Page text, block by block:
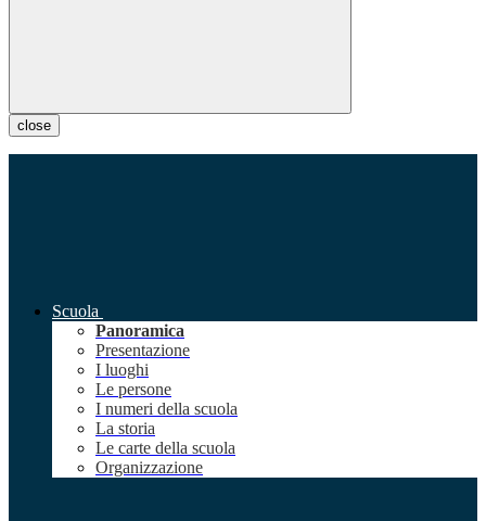
close
Scuola
Panoramica
Presentazione
I luoghi
Le persone
I numeri della scuola
La storia
Le carte della scuola
Organizzazione